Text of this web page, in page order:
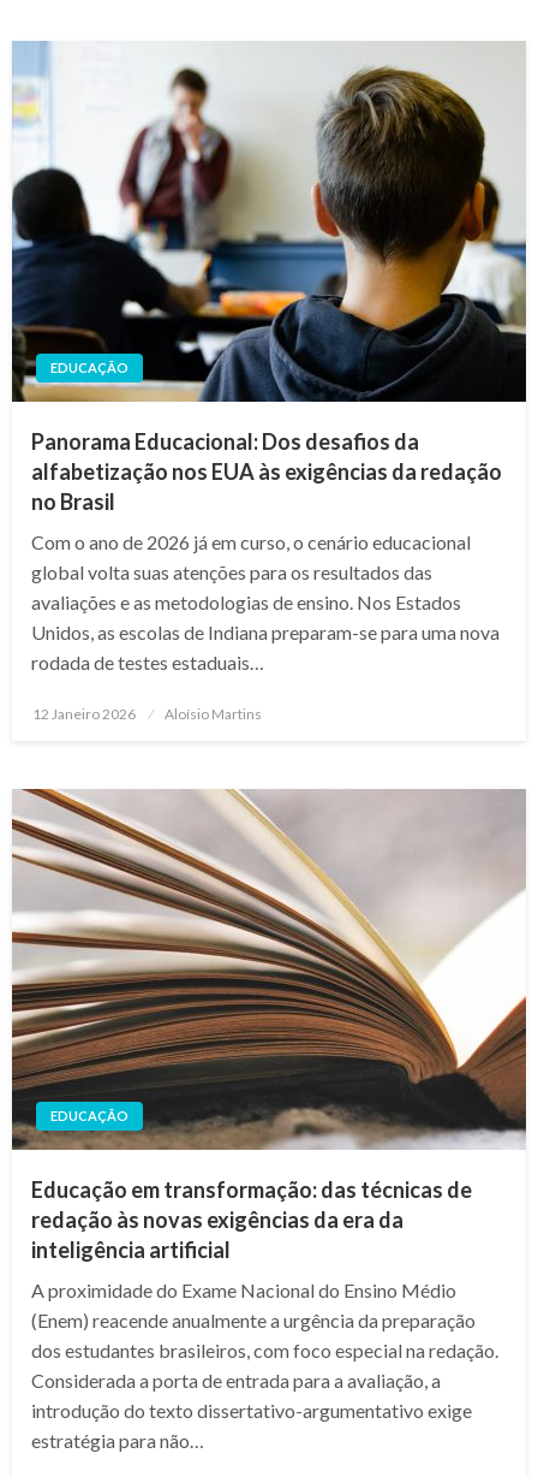
EDUCAÇÃO
Panorama Educacional: Dos desafios da
alfabetização nos EUA às exigências da redação
no Brasil
Com o ano de 2026 já em curso, o cenário educacional
global volta suas atenções para os resultados das
avaliações e as metodologias de ensino. Nos Estados
Unidos, as escolas de Indiana preparam-se para uma nova
rodada de testes estaduais…
Posted
12 Janeiro 2026 Aloísio Martins
EDUCAÇÃO
Educação em transformação: das técnicas de
redação às novas exigências da era da
inteligência artificial
A proximidade do Exame Nacional do Ensino Médio
(Enem) reacende anualmente a urgência da preparação
dos estudantes brasileiros, com foco especial na redação.
Considerada a porta de entrada para a avaliação, a
introdução do texto dissertativo-argumentativo exige
estratégia para não…